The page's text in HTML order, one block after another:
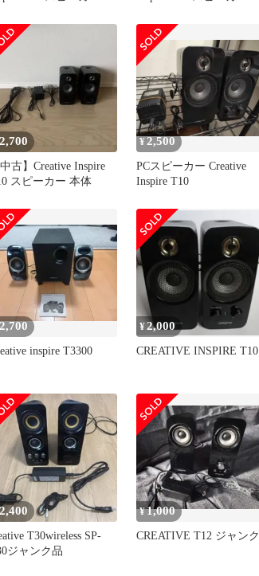
2,700
中古】Creative Inspire
スピーカー 本体
¥ 2,500
PCスピーカー Creative
Inspire T10
2,700
inspire T3300
¥2,000
CREATIVE INSPIRE T10
T30wireless SP-
ジャンク品
¥1,000
CREATIVE T12 ジャンク